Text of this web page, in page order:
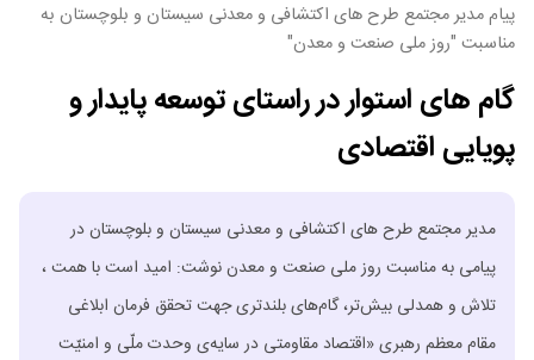
پیام مدیر مجتمع طرح های اکتشافی و معدنی سیستان و بلوچستان به
مناسبت "روز ملی صنعت و معدن"
گام های استوار در راستای توسعه پایدار و
پویایی اقتصادی
مدیر مجتمع طرح های اکتشافی و معدنی سیستان و بلوچستان در
پیامی به مناسبت روز ملی صنعت و معدن نوشت: امید است با همت ،
تلاش و همدلی بیش‌تر، گام‌های بلندتری جهت تحقق فرمان ابلاغی
مقام معظم رهبری «اقتصاد مقاومتی در سایه‌ی وحدت ملّی و امنیّت